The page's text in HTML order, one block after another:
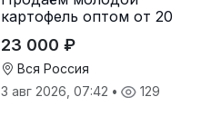
картофель оптом от 20
23 000 ₽
Вся Россия
3 авг 2026, 07:42 • 129